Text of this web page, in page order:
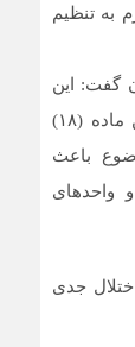
به تنظیم
گفت: این
موضوع خلاف هدف قانون‌گذار حکیم در تدوین ماده (۱۸)
باعث
واحدهای
جدی